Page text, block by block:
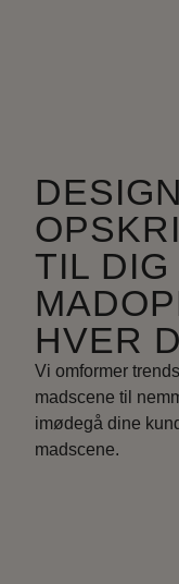
TIL
HVER
Vi omformer
madscene til
imødegå dine
madscene.